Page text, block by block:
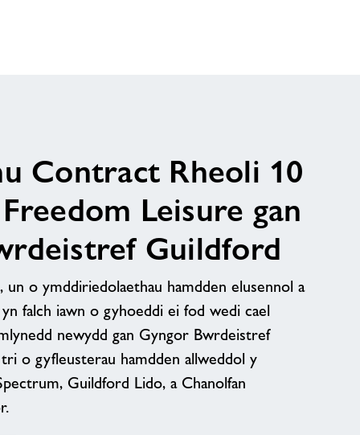
Contract Rheoli 10
Leisure gan
Guildford
un o ymddiriedolaethau hamdden elusennol a
falch iawn o gyhoeddi ei fod wedi cael
newydd gan Gyngor Bwrdeistref
o gyfleusterau hamdden allweddol y
Guildford Lido, a Chanolfan